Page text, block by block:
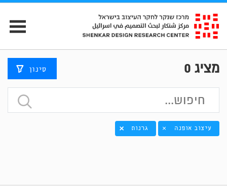
מציג 0 סינון
עיצוב אופנה × גרנות